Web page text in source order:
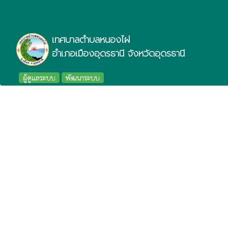
เทศบาลตำบลหนองไผ่
อำเภอเมืองอุดรธานี จังหวัดอุดรธานี
ผู้ดูแลระบบ พัฒนาระบบ